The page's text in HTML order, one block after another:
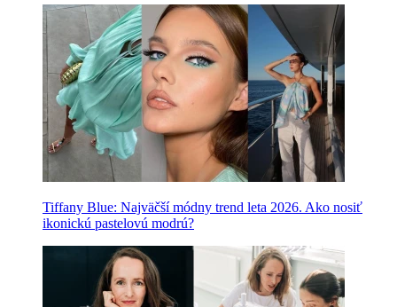
Tiffany Blue: Najväčší módny trend leta 2026. Ako nosiť
ikonickú pastelovú modrú?